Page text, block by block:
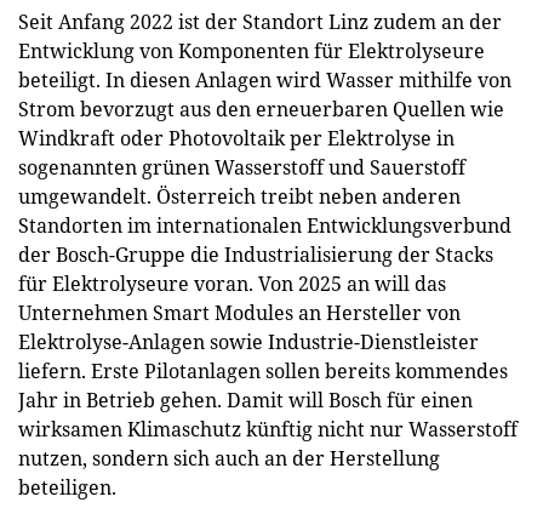
Seit Anfang 2022 ist der Standort Linz zudem an der
Entwicklung von Komponenten für Elektrolyseure
beteiligt. In diesen Anlagen wird Wasser mithilfe von
Strom bevorzugt aus den erneuerbaren Quellen wie
Windkraft oder Photovoltaik per Elektrolyse in
sogenannten grünen Wasserstoff und Sauerstoff
umgewandelt. Österreich treibt neben anderen
Standorten im internationalen Entwicklungsverbund
der Bosch-Gruppe die Industrialisierung der Stacks
für Elektrolyseure voran. Von 2025 an will das
Unternehmen Smart Modules an Hersteller von
Elektrolyse-Anlagen sowie Industrie-Dienstleister
liefern. Erste Pilotanlagen sollen bereits kommendes
Jahr in Betrieb gehen. Damit will Bosch für einen
wirksamen Klimaschutz künftig nicht nur Wasserstoff
nutzen, sondern sich auch an der Herstellung
beteiligen.